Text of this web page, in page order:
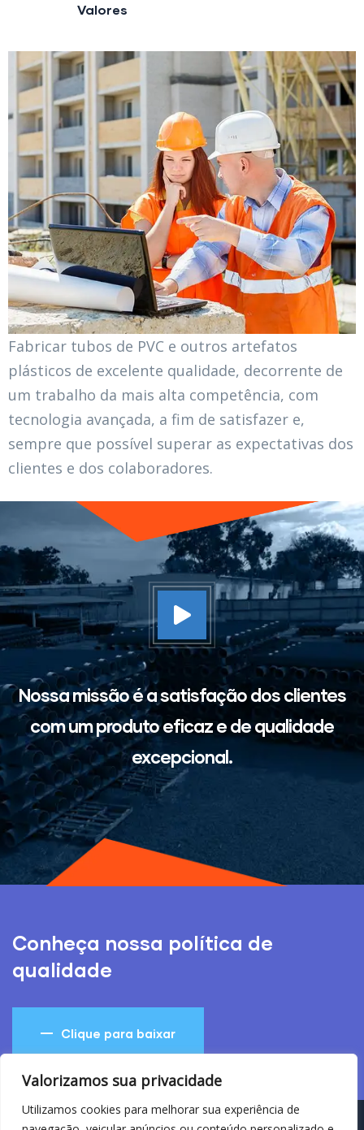
Valorizamos sua privacidade
Utilizamos cookies para melhorar sua experiência de
Valores
Fabricar tubos de PVC e outros artefatos
plásticos de excelente qualidade, decorrente de
um trabalho da mais alta competência, com
tecnologia avançada, a fim de satisfazer e,
sempre que possível superar as expectativas dos
clientes e dos colaboradores.
Nossa missão é a satisfação dos clientes
com um produto eficaz e de qualidade
excepcional.
Conheça nossa política de
qualidade
Clique para baixar